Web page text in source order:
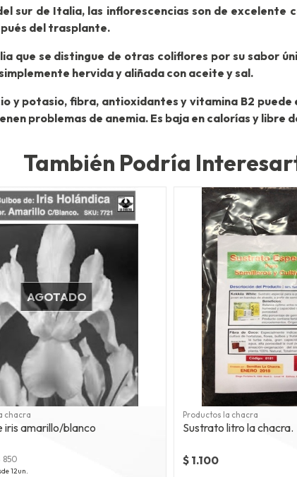
sur de Italia, las inflorescencias son de excelente
del trasplante.
que se distingue de otras coliflores por su sabor
hervida y aliñada con aceite y sal.
y potasio, fibra, antioxidantes y vitamina B2
problemas de anemia. Es baja en calorías y libre
También Podría
AGOTADO
chacra
iris amarillo/blanco
850
12un.
Productos la chacra
Sustrato litro la chacra.
$ 1.100